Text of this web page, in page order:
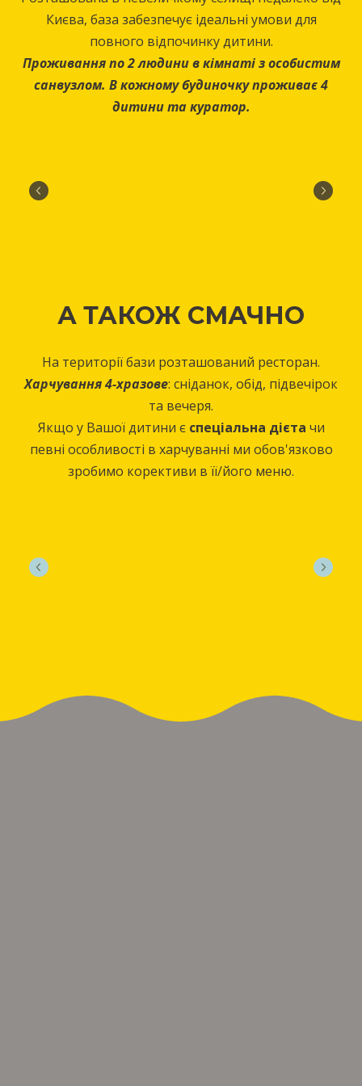
Києва, база забезпечує ідеальні умови для
повного відпочинку дитини.
Проживання по 2 людини в кімнаті з особистим
санвузлом. В кожному будиночку проживає 4
дитини та куратор.
А ТАКОЖ СМАЧНО
На території бази розташований ресторан.
Харчування 4-хразове: сніданок, обід, підвечірок
та вечеря.
Якщо у Вашої дитини є спеціальна дієта чи
певні особливості в харчуванні ми обов'язково
зробимо корективи в її/його меню.